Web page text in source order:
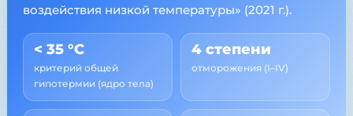
воздействия низкой температуры» (2021 г.).
< 35 °C
критерий общей
гипотермии (ядро тела)
4 степени
отморожения (I–IV)